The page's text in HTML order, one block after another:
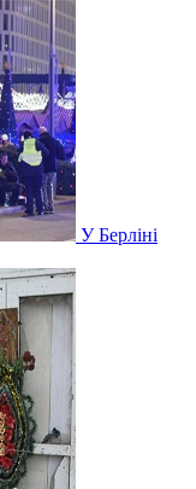
У Берліні